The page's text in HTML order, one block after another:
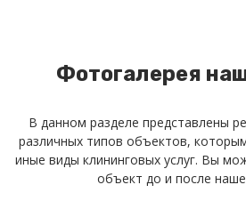
Фотогалерея
В данном разделе представлены
различных типов объектов,
иные виды клининговых услуг. Вы
объект до и после